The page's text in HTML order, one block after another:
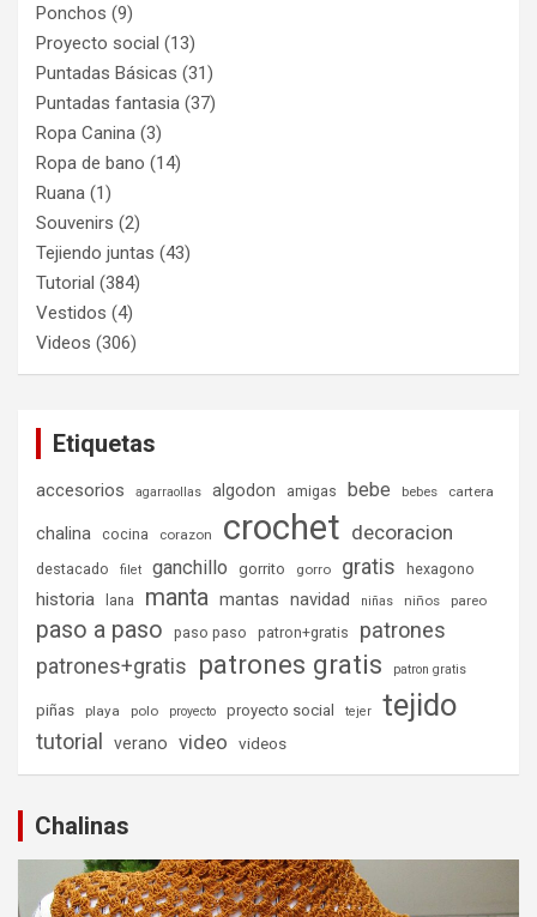
Ponchos (9)
Proyecto social (13)
Puntadas Básicas (31)
Puntadas fantasia (37)
Ropa Canina (3)
Ropa de bano (14)
Ruana (1)
Souvenirs (2)
Tejiendo juntas (43)
Tutorial (384)
Vestidos (4)
Videos (306)
Etiquetas
accesorios agarraollas algodon amigas bebe bebes cartera
chalina cocina corazon crochet decoracion
destacado filet ganchillo gorrito gorro gratis hexagono
historia lana manta mantas navidad niñas niños pareo
paso a paso paso paso patron+gratis
patrones
patrones+gratis patrones gratis patron gratis
piñas playa polo proyecto proyecto social tejer tejido
tutorial verano video videos
Chalinas